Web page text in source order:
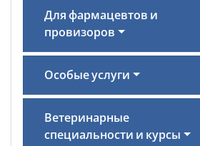
Для фармацевтов и
провизоров
Особые услуги
Ветеринарные
специальности и курсы